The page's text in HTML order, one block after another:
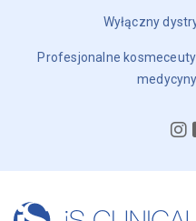
Wyłączny
Profesjonalne